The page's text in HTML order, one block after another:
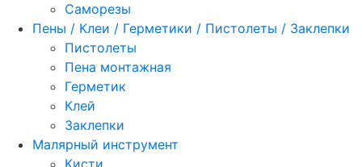
Саморезы
Пены / Клеи / Герметики / Пистолеты / Заклепки
Пистолеты
Пена монтажная
Герметик
Клей
Заклепки
Малярный инструмент
Кисти